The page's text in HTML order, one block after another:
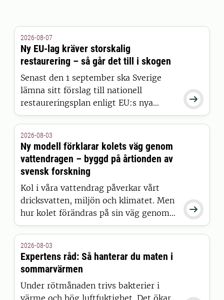

2026-08-07
Ny EU-lag kräver storskalig
restaurering – så går det till i skogen
Senast den 1 september ska Sverige
lämna sitt förslag till nationell
restaureringsplan enligt EU:s nya
naturrestaureringslag. Men hur
Det undersöker SLU:s Skogen &
människan i ett nytt poddavsnitt.

2026-08-03
Ny modell förklarar kolets väg genom
vattendragen – byggd på årtionden av
svensk forskning
Kol i våra vattendrag påverkar vårt
dricksvatten, miljön och klimatet. Men
hur kolet förändras på sin väg genom
landskapet har länge varit svårt att
SLU en ny modell som kan ge den
hittills mest kompletta bilden – och
resultaten publiceras i Nature Water.
2026-08-03
Expertens råd: Så hanterar du maten i
sommarvärmen
Under rötmånaden trivs bakterier i